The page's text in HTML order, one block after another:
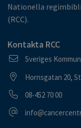
Nationella
(RCC).
Kontakta RCC
Postadress
Sveriges
Besöksadress
Hornsgatan 20,
Telefonnummer
08-452 70 00
E-postadress